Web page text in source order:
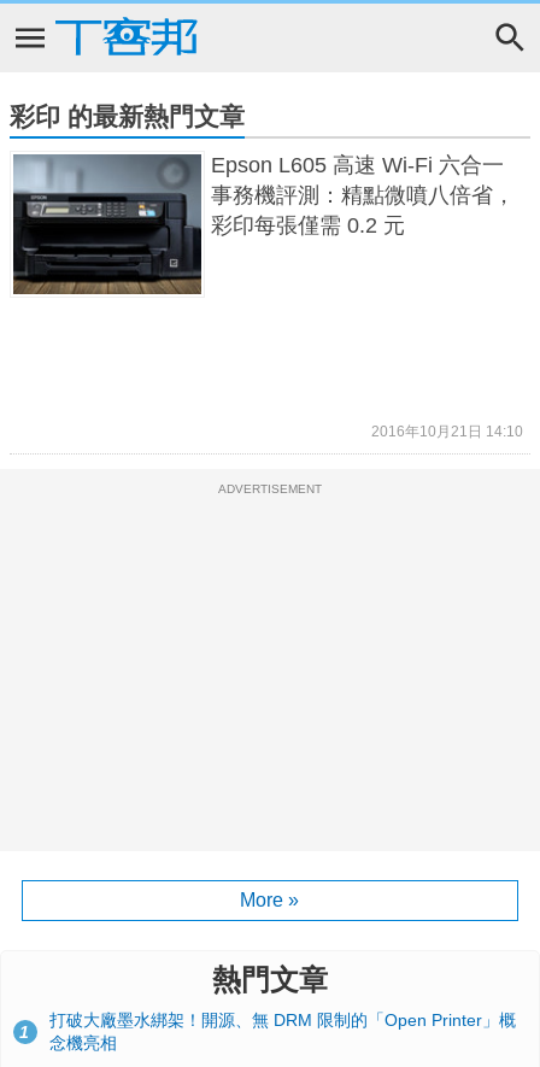
彩印 的最新熱門文章
Epson L605 高速 Wi-Fi 六合一
事務機評測：精點微噴八倍省，
彩印每張僅需 0.2 元
2016年10月21日 14:10
ADVERTISEMENT
More »
熱門文章
1
打破大廠墨水綁架！開源、無 DRM 限制的「Open Printer」概
念機亮相